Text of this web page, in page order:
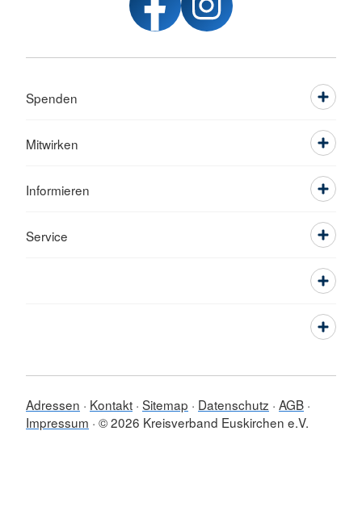
Spenden
Mitwirken
Informieren
Service
Adressen Kontakt Sitemap Datenschutz AGB
Impressum © 2026 Kreisverband Euskirchen e.V.